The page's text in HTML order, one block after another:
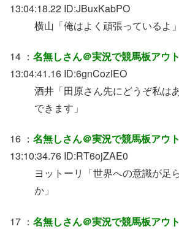
13:04:18.22 ID:JBuxKabPO
横山「俺はよく頑張っているよ」
14 ： 名無しさん＠実況で競馬板アウト
13:04:41.16 ID:6gnCozlEO
酒井「田原さん先にどうぞ私は
できます」
16 ： 名無しさん＠実況で競馬板アウト
13:10:34.76 ID:RT6ojZAE0
ヨットーリ「世界への意識が足
か」
17 ： 名無しさん＠実況で競馬板アウト